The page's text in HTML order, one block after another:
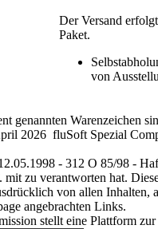
Der Versand
Paket.
von
genannten Warenzeichen
2026 fluSoft Spezial
- 312 O 85/98 -
mit zu verantworten hat.
von allen Inhalten,
angebrachten Links.
stellt eine Plattform